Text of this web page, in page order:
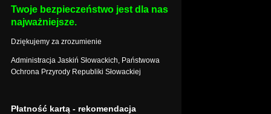
Twoje bezpieczeństwo jest dla nas
najważniejsze.
Dziękujemy za zrozumienie
Administracja Jaskiń Słowackich, Państwowa
Ochrona Przyrody Republiki Słowackiej
Płatność kartą - rekomendacja